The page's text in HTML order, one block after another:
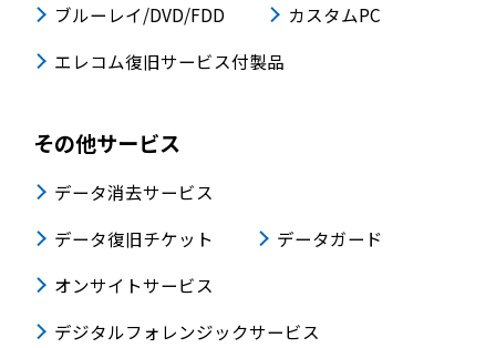
ブルーレイ/DVD/FDD
カスタムPC
エレコム復旧サービス付製品
その他サービス
データ消去サービス
データ復旧チケット
データガード
オンサイトサービス
デジタルフォレンジックサービス